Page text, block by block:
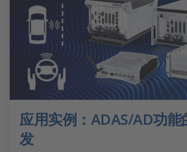
应用实例：ADAS/AD功能
发